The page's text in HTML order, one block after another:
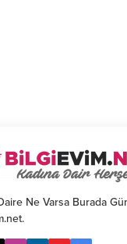
Ne Varsa Burada